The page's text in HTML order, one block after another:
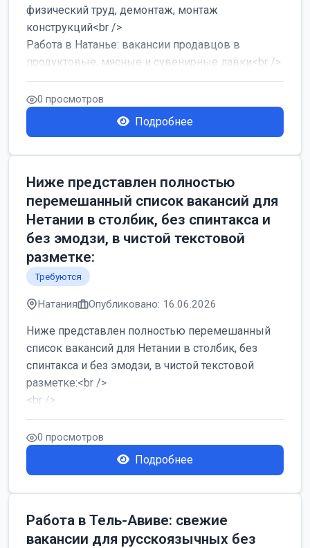
физический труд, демонтаж, монтаж
конструкций<br />
Работа в Натанье: вакансии продавцов в
продуктовые, мясные и сувенирные лавки<br />
Разнорабочий на сборку м...
0 просмотров
Подробнее
Ниже представлен полностью
перемешанный список вакансий для
Нетании в столбик, без спинтакса и
без эмодзи, в чистой текстовой
разметке:
Требуются
Натания Опубликовано: 16.06.2026
Ниже представлен полностью перемешанный
список вакансий для Нетании в столбик, без
спинтакса и без эмодзи, в чистой текстовой
разметке:<br />
<br />
Работа в Нетании на мебельном производстве:
требу...
0 просмотров
Подробнее
Работа в Тель-Авиве: свежие
вакансии для русскоязычных без